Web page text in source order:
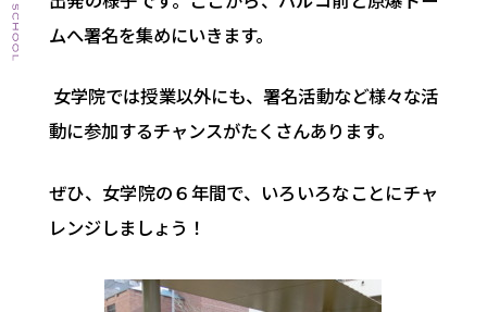
ムへ署名を集めにいきます。
女学院では授業以外にも、署名活動など様々な活
動に参加するチャンスがたくさんあります。
ぜひ、女学院の６年間で、いろいろなことにチャ
レンジしましょう！